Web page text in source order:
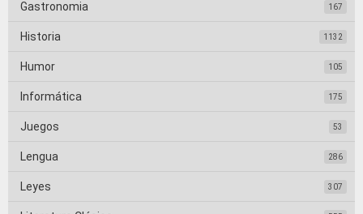
Gastronomia 167
Historia 1132
Humor 105
Informática 175
Juegos 53
Lengua 286
Leyes 307